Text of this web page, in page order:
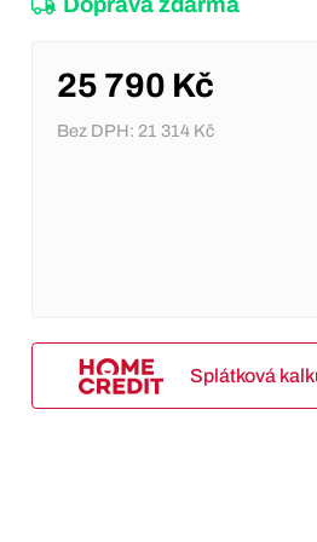
25 790 Kč
Bez DPH: 21 314 Kč
Splátková